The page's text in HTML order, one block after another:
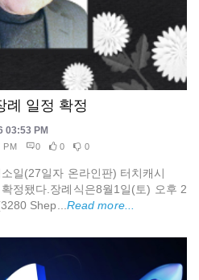
례 일정 확정
03:53 PM
PM 0 0 0
일(27일자 온라인판) 터치캐시
정됐다.장례식은8월1일(토) 오후 2
Shep...Read more...